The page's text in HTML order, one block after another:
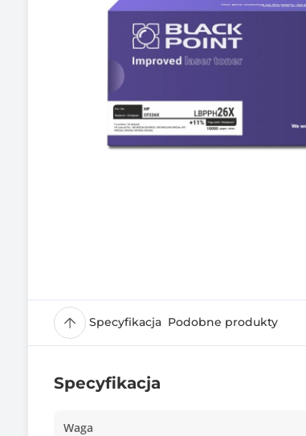
Specyfikacja Podobne produkty
Specyfikacja
Waga